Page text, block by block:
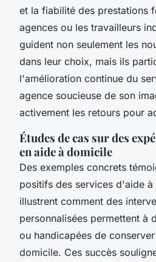
et la fiabilité des prestations
agences ou les travailleurs
guident non seulement les
dans leur choix, mais ils
l'amélioration continue du
agence soucieuse de son
activement les retours pour
Études de cas sur des
en aide à domicile
Des exemples concrets
positifs des services d'aide
illustrent comment des
personnalisées permettent à
ou handicapées de
domicile. Ces succès